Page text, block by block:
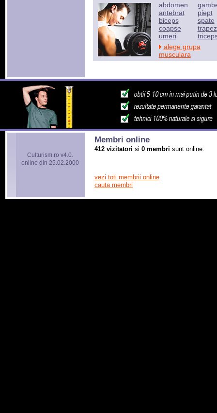
abdomen
antebrat
biceps
coapse
umeri
piept
spate
trapez
alege grupa
musculara
Culturism.ro v4.0.
online din 25.02.2000
Membri online
412 vizitatori si 0 membri sunt online:
vezi toti membrii online
cauta membri